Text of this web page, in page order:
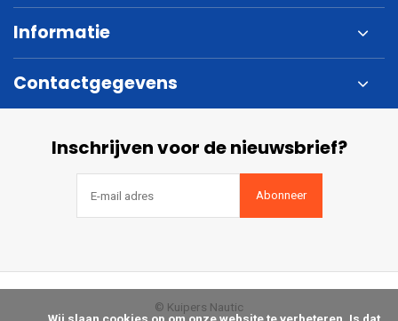
Informatie
Contactgegevens
Inschrijven voor de nieuwsbrief?
Abonneer
© Kuipers Nautic